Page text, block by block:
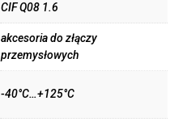
CIF Q08 1.6
akcesoria do złączy
przemysłowych
-40°C…+125°C